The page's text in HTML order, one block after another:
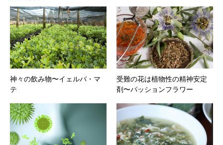
神々の飲み物〜イェルバ・マ
テ
受難の花は植物性の精神安定
剤〜パッションフラワー